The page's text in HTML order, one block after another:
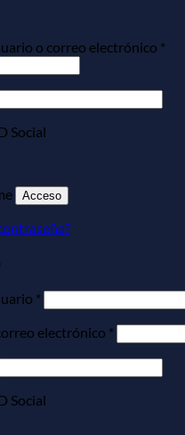
o correo electrónico *
Social
Acceso
* Obligatorio
electrónico * Obligatorio
Social